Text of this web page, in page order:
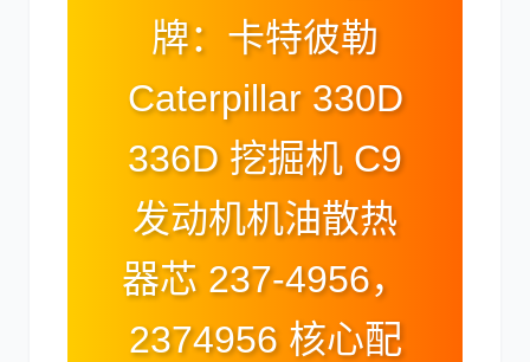
奔驰 加藤
牌：卡特彼勒
Caterpillar 330D
336D 挖掘机 C9
发动机机油散热
器芯 237-4956，
2374956 核心配